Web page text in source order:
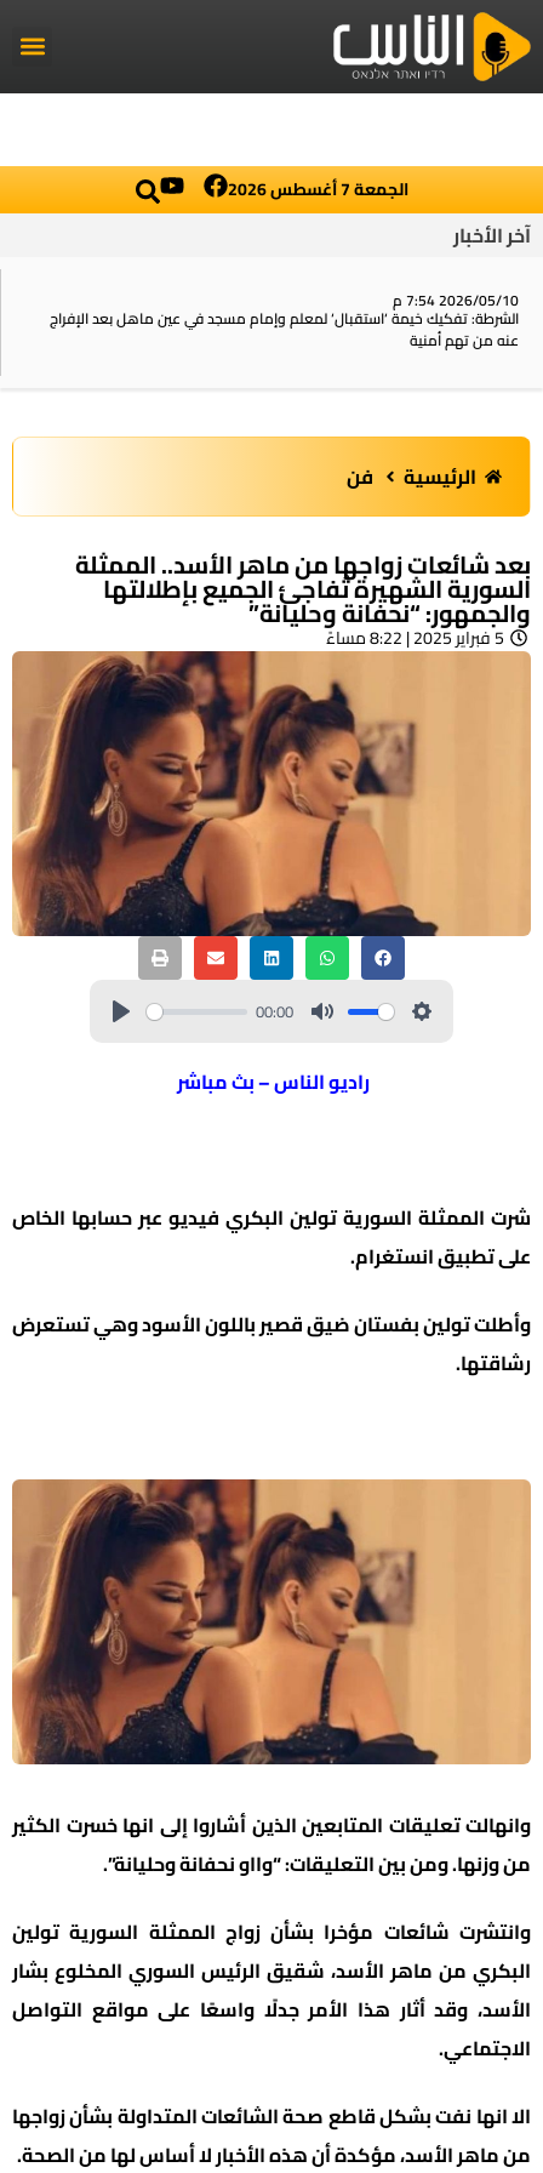
الجمعة 7 أغسطس 2026
آخر الأخبار
2026/05/10 7:54 م
الشرطة: تفكيك خيمة ‘استقبال‘ لمعلم وإمام مسجد في عين ماهل بعد الإفراج
عنه من تهم أمنية
الرئيسية فن
بعد شائعات زواجها من ماهر الأسد.. الممثلة
السورية الشهيرة تُفاجئ الجميع بإطلالتها
والجمهور: “نحفانة وحليانة”
5 فبراير 2025 | 8:22 مساءً
00:00
راديو الناس – بث مباشر
شرت الممثلة السورية تولين البكري فيديو عبر حسابها الخاص
على تطبيق انستغرام.
وأطلت تولين بفستان ضيق قصير باللون الأسود وهي تستعرض
رشاقتها.
وانهالت تعليقات المتابعين الذين أشاروا إلى انها خسرت الكثير
من وزنها. ومن بين التعليقات: “وااو نحفانة وحليانة”.
وانتشرت شائعات مؤخرا بشأن زواج الممثلة السورية تولين
البكري من ماهر الأسد، شقيق الرئيس السوري المخلوع بشار
الأسد، وقد أثار هذا الأمر جدلًا واسعًا على مواقع التواصل
الاجتماعي.
الا انها نفت بشكل قاطع صحة الشائعات المتداولة بشأن زواجها
من ماهر الأسد، مؤكدة أن هذه الأخبار لا أساس لها من الصحة.